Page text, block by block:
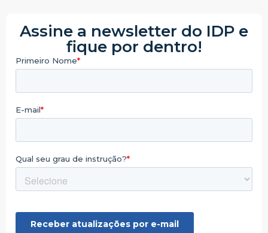
Assine a newsletter do IDP e
fique por dentro!